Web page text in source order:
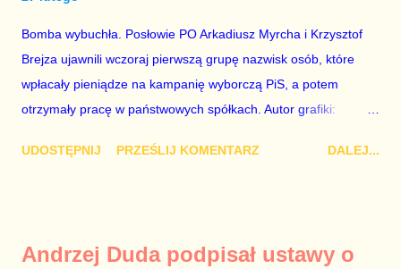
całego państwa. Zastrzeżenie „jeśli są prawdziwe” jest
konieczne, ponieważ mamy do czynienia z medium o
wyjątkowo wątpliwej reputacji, ale mimo upływu czasu,
informacje nie zostały w żaden sposób zdementowane, a
oskarżany polityk milczy. Tygod...
Bomba wybuchła. Posłowie PO Arkadiusz Myrcha i Krzysztof
Brejza ujawnili wczoraj pierwszą grupę nazwisk osób, które
wpłacały pieniądze na kampanię wyborczą PiS, a potem
otrzymały pracę w państwowych spółkach. Autor grafiki:
polityków PO na ten temat. Pokazanie kilkunastu przypadków
PiS, a następnie uzyskują stanowiska w spółkach Skarbu
UDOSTĘPNIJ PRZEŚLIJ KOMENTARZ DALEJ...
Andrzej Duda podpisał ustawy o